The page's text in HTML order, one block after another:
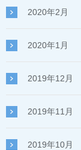
2020年2月
2020年1月
2019年12月
2019年11月
2019年10月